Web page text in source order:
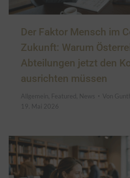
Der Faktor Mensch im
Zukunft: Warum
Abteilungen jetzt den
ausrichten müssen
Allgemein Featured News Von
19. Mai 2026